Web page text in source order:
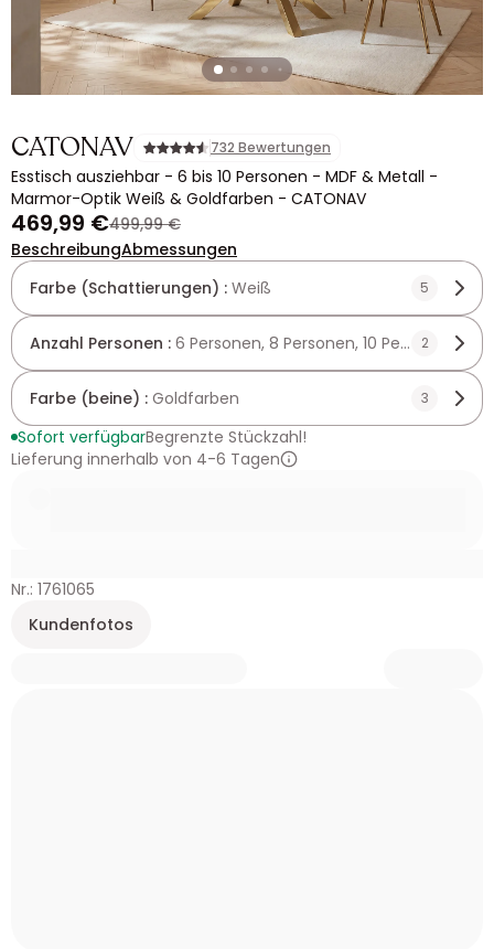
CATONAV 732 Bewertungen
Esstisch ausziehbar - 6 bis 10 Personen - MDF & Metall -
Marmor-Optik Weiß & Goldfarben - CATONAV
469,99 €499,99 €
BeschreibungAbmessungen
Farbe (Schattierungen) : Weiß 5
Anzahl Personen : 6 Personen, 8 Personen, 10 Personen
2
Farbe (beine) : Goldfarben 3
Sofort verfügbarBegrenzte Stückzahl!
Lieferung innerhalb von 4-6 Tagen
Nr.: 1761065
Kundenfotos